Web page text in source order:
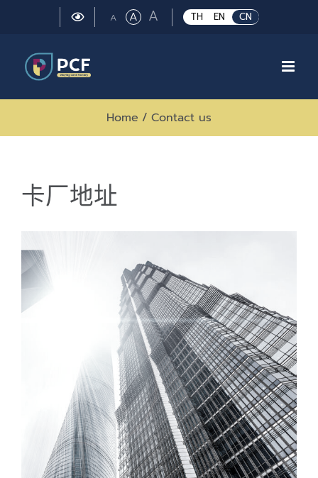
TH EN CN
A Small
ARegular
ALarge
font
Home / Contact us
卡厂地址